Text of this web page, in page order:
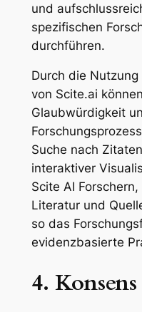
und
spezifischen
durchführen.
Durch die
von Scite.ai
Glaubwürdigkeit
Suche nach
interaktiver
Scite AI
Literatur und
so das
evidenzbasierte
4. Konsens